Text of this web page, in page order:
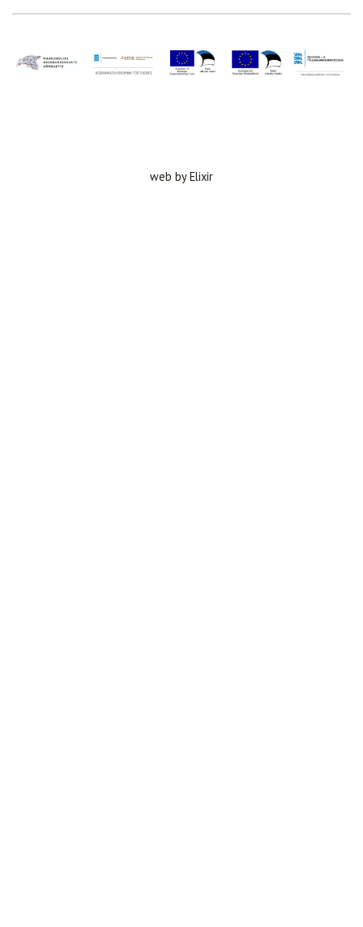
web by Elixir